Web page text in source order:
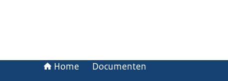
Home Documenten